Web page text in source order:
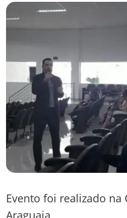
Evento foi realizado na
Araguaia